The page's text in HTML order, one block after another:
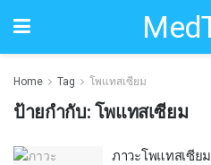
Home Tag โพแทสเซียม
ป้ายกำกับ: โพแทสเซียม
ภาวะโพแทสเซีย